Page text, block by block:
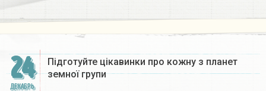
24
ДЕКАБРЬ
Підготуйте цікавинки про кожну з планет
земної групи